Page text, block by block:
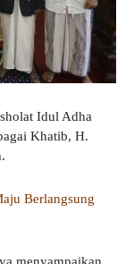
Idul Adha
Khatib, H.
Berlangsung